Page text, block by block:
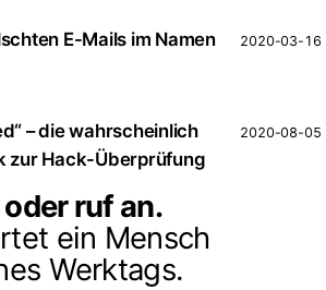
E-Mails im Namen
2020-03-16
– die wahrscheinlich
zur Hack-Überprüfung
2020-08-05
ruf an.
ein Mensch
Werktags.